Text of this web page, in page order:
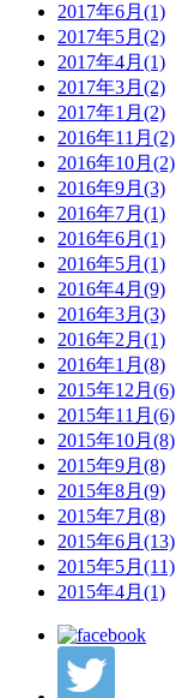
2017年6月(1)
2017年5月(2)
2017年4月(1)
2017年3月(2)
2017年1月(2)
2016年11月(2)
2016年10月(2)
2016年9月(3)
2016年7月(1)
2016年6月(1)
2016年5月(1)
2016年4月(9)
2016年3月(3)
2016年2月(1)
2016年1月(8)
2015年12月(6)
2015年11月(6)
2015年10月(8)
2015年9月(8)
2015年8月(9)
2015年7月(8)
2015年6月(13)
2015年5月(11)
2015年4月(1)